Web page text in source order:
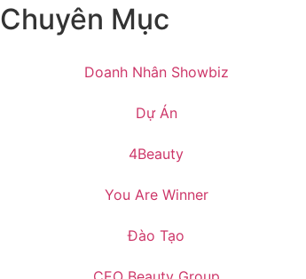
Chuyên Mục
Doanh Nhân Showbiz
Dự Án
4Beauty
You Are Winner
Đào Tạo